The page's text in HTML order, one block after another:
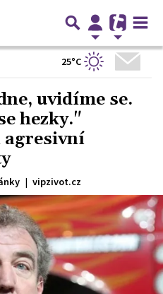
25°C
uvidíme se.
hezky."
agresivní
| vipzivot.cz